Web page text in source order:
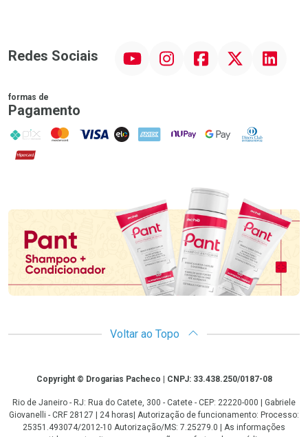
Redes Sociais InstagramFacebook Linkedin
formas de
Pagamento
PIX MasterCard
VISA ELO AMEX NuPay Google PayDiners Club
Hipercard
Promoção em Destaque
Voltar ao Topo
CopyrightCopyright © Drogarias Pacheco | CNPJ: 33.438.250/0187-08
Rio de Janeiro - RJ: Rua do Catete, 300 - Catete - CEP: 22220-000 | Gabriele
Giovanelli - CRF 28127 | 24 horas| Autorização de funcionamento: Processo:
25351.493074/2012-10 Autorização/MS: 7.25279.0 | As informações